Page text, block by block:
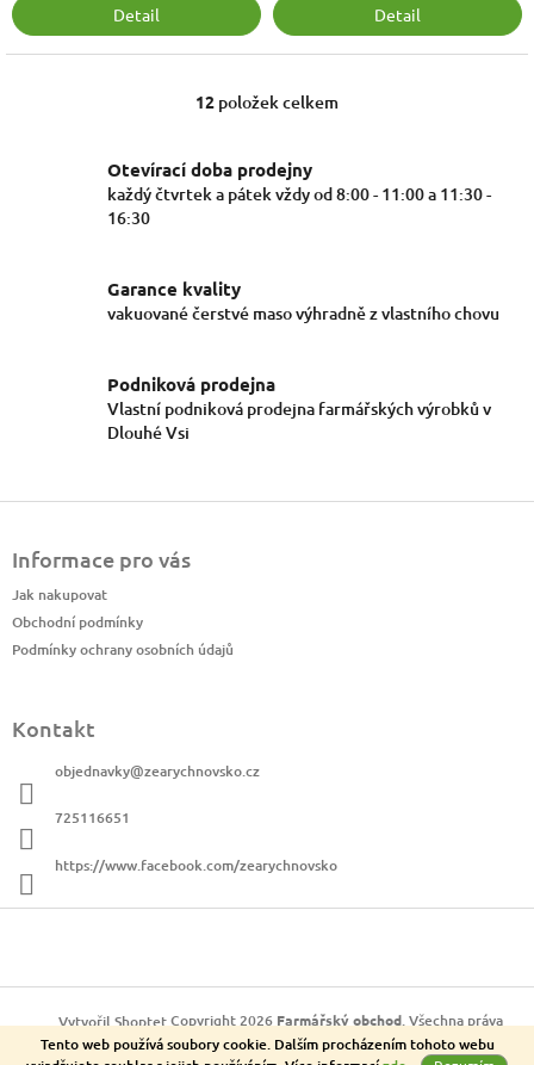
Tento web používá soubory cookie. Dalším procházením tohoto webu
Detail Detail
O
á
d
r
y
v
s
12 položek celkem
Otevírací doba prodejny
každý čtvrtek a pátek vždy od 8:00 - 11:00 a 11:30 -
16:30
Garance kvality
vakuované čerstvé maso výhradně z vlastního chovu
Podniková prodejna
Vlastní podniková prodejna farmářských výrobků v
Dlouhé Vsi
Informace pro vás
Jak nakupovat
Obchodní podmínky
Podmínky ochrany osobních údajů
Kontakt
objednavky@zearychnovsko.cz
725116651
https://www.facebook.com/zearychnovsko
Vytvořil ShoptetCopyright 2026 Farmářský obchod. Všechna práva
vyhrazena.